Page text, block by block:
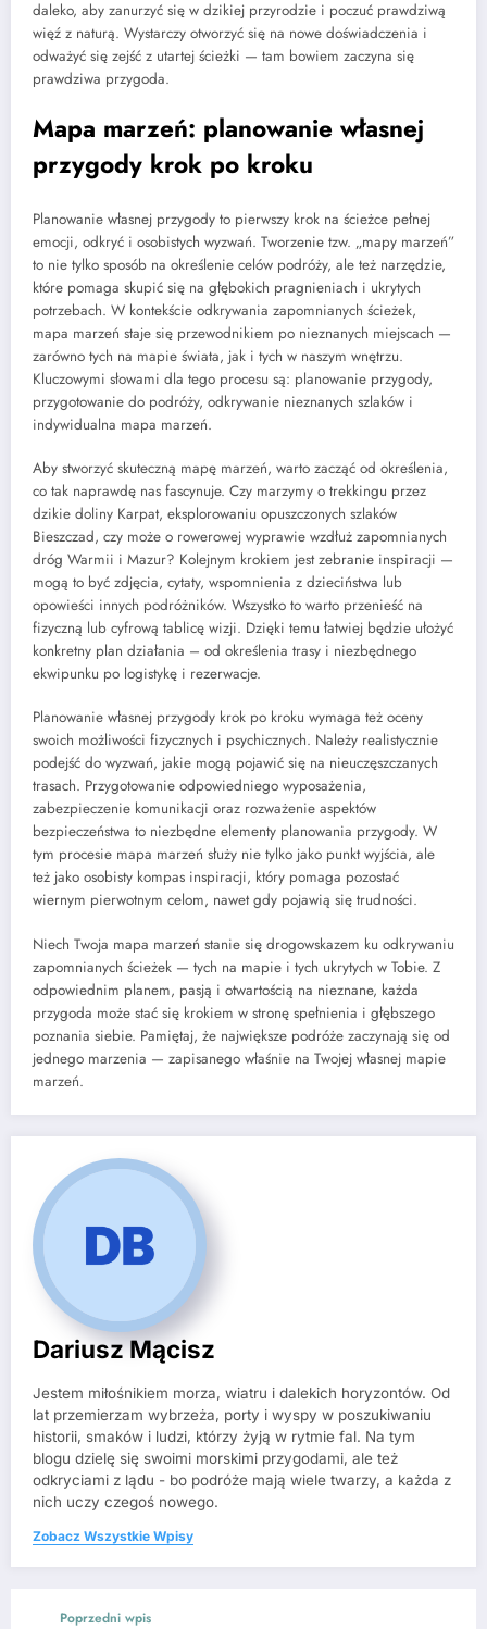
daleko, aby zanurzyć się w dzikiej przyrodzie i poczuć prawdziwą
więź z naturą. Wystarczy otworzyć się na nowe doświadczenia i
odważyć się zejść z utartej ścieżki — tam bowiem zaczyna się
prawdziwa przygoda.
Mapa marzeń: planowanie własnej
przygody krok po kroku
Planowanie własnej przygody to pierwszy krok na ścieżce pełnej
emocji, odkryć i osobistych wyzwań. Tworzenie tzw. „mapy marzeń”
to nie tylko sposób na określenie celów podróży, ale też narzędzie,
które pomaga skupić się na głębokich pragnieniach i ukrytych
potrzebach. W kontekście odkrywania zapomnianych ścieżek,
mapa marzeń staje się przewodnikiem po nieznanych miejscach —
zarówno tych na mapie świata, jak i tych w naszym wnętrzu.
Kluczowymi słowami dla tego procesu są: planowanie przygody,
przygotowanie do podróży, odkrywanie nieznanych szlaków i
indywidualna mapa marzeń.
Aby stworzyć skuteczną mapę marzeń, warto zacząć od określenia,
co tak naprawdę nas fascynuje. Czy marzymy o trekkingu przez
dzikie doliny Karpat, eksplorowaniu opuszczonych szlaków
Bieszczad, czy może o rowerowej wyprawie wzdłuż zapomnianych
dróg Warmii i Mazur? Kolejnym krokiem jest zebranie inspiracji —
mogą to być zdjęcia, cytaty, wspomnienia z dzieciństwa lub
opowieści innych podróżników. Wszystko to warto przenieść na
fizyczną lub cyfrową tablicę wizji. Dzięki temu łatwiej będzie ułożyć
konkretny plan działania – od określenia trasy i niezbędnego
ekwipunku po logistykę i rezerwacje.
Planowanie własnej przygody krok po kroku wymaga też oceny
swoich możliwości fizycznych i psychicznych. Należy realistycznie
podejść do wyzwań, jakie mogą pojawić się na nieuczęszczanych
trasach. Przygotowanie odpowiedniego wyposażenia,
zabezpieczenie komunikacji oraz rozważenie aspektów
bezpieczeństwa to niezbędne elementy planowania przygody. W
tym procesie mapa marzeń służy nie tylko jako punkt wyjścia, ale
też jako osobisty kompas inspiracji, który pomaga pozostać
wiernym pierwotnym celom, nawet gdy pojawią się trudności.
Niech Twoja mapa marzeń stanie się drogowskazem ku odkrywaniu
zapomnianych ścieżek — tych na mapie i tych ukrytych w Tobie. Z
odpowiednim planem, pasją i otwartością na nieznane, każda
przygoda może stać się krokiem w stronę spełnienia i głębszego
poznania siebie. Pamiętaj, że największe podróże zaczynają się od
jednego marzenia — zapisanego właśnie na Twojej własnej mapie
marzeń.
Dariusz Mącisz
Jestem miłośnikiem morza, wiatru i dalekich horyzontów. Od
lat przemierzam wybrzeża, porty i wyspy w poszukiwaniu
historii, smaków i ludzi, którzy żyją w rytmie fal. Na tym
blogu dzielę się swoimi morskimi przygodami, ale też
odkryciami z lądu - bo podróże mają wiele twarzy, a każda z
nich uczy czegoś nowego.
Zobacz Wszystkie Wpisy
Poprzedni wpis